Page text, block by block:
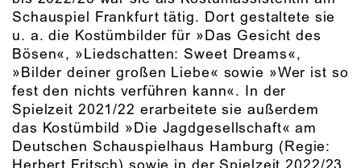
Schauspiel Frankfurt tätig. Dort gestaltete sie
u. a. die Kostümbilder für »Das Gesicht des
Bösen«, »Liedschatten: Sweet Dreams«,
»Bilder deiner großen Liebe« sowie »Wer ist so
fest den nichts verführen kann«. In der
Spielzeit 2021/22 erarbeitete sie außerdem
das Kostümbild »Die Jagdgesellschaft« am
Deutschen Schauspielhaus Hamburg (Regie: